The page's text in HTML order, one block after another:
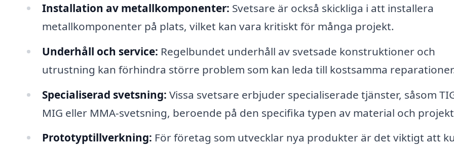
Installation av metallkomponenter: Svetsare är också skickliga i att installera
metallkomponenter på plats, vilket kan vara kritiskt för många projekt.
Underhåll och service: Regelbundet underhåll av svetsade konstruktioner och
utrustning kan förhindra större problem som kan leda till kostsamma
Specialiserad svetsning: Vissa svetsare erbjuder specialiserade tjänster, såsom
MIG eller MMA-svetsning, beroende på den specifika typen av material och
Prototyptillverkning: För företag som utvecklar nya produkter är det viktigt att